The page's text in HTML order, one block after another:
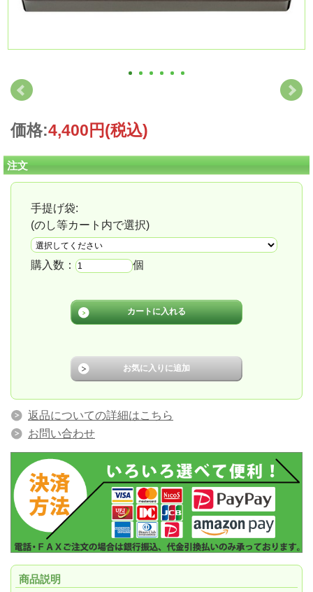
価格:4,400円(税込)
注文
手提げ袋:
(のし等カート内で選択)
購入数： 個
返品についての詳細はこちら
お問い合わせ
商品説明